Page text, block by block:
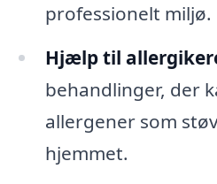
professionelt miljø.
Hjælp til
behandlinger, der
allergener som
hjemmet.